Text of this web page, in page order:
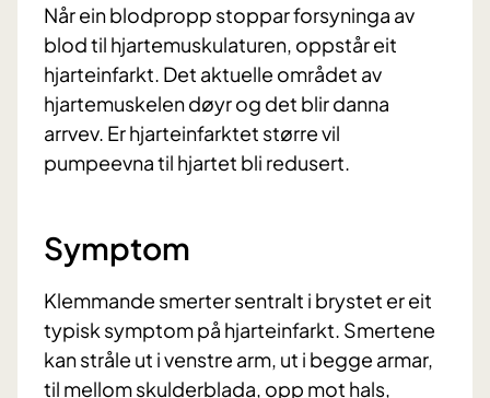
Når ein blodpropp stoppar forsyninga av
blod til hjartemuskulaturen, oppstår eit
hjarteinfarkt. Det aktuelle området av
hjartemuskelen døyr og det blir danna
arrvev. Er hjarteinfarktet større vil
pumpeevna til hjartet bli redusert.
Symptom
Klemmande smerter sentralt i brystet er eit
typisk symptom på hjarteinfarkt. Smertene
kan stråle ut i venstre arm, ut i begge armar,
til mellom skulderblada, opp mot hals,